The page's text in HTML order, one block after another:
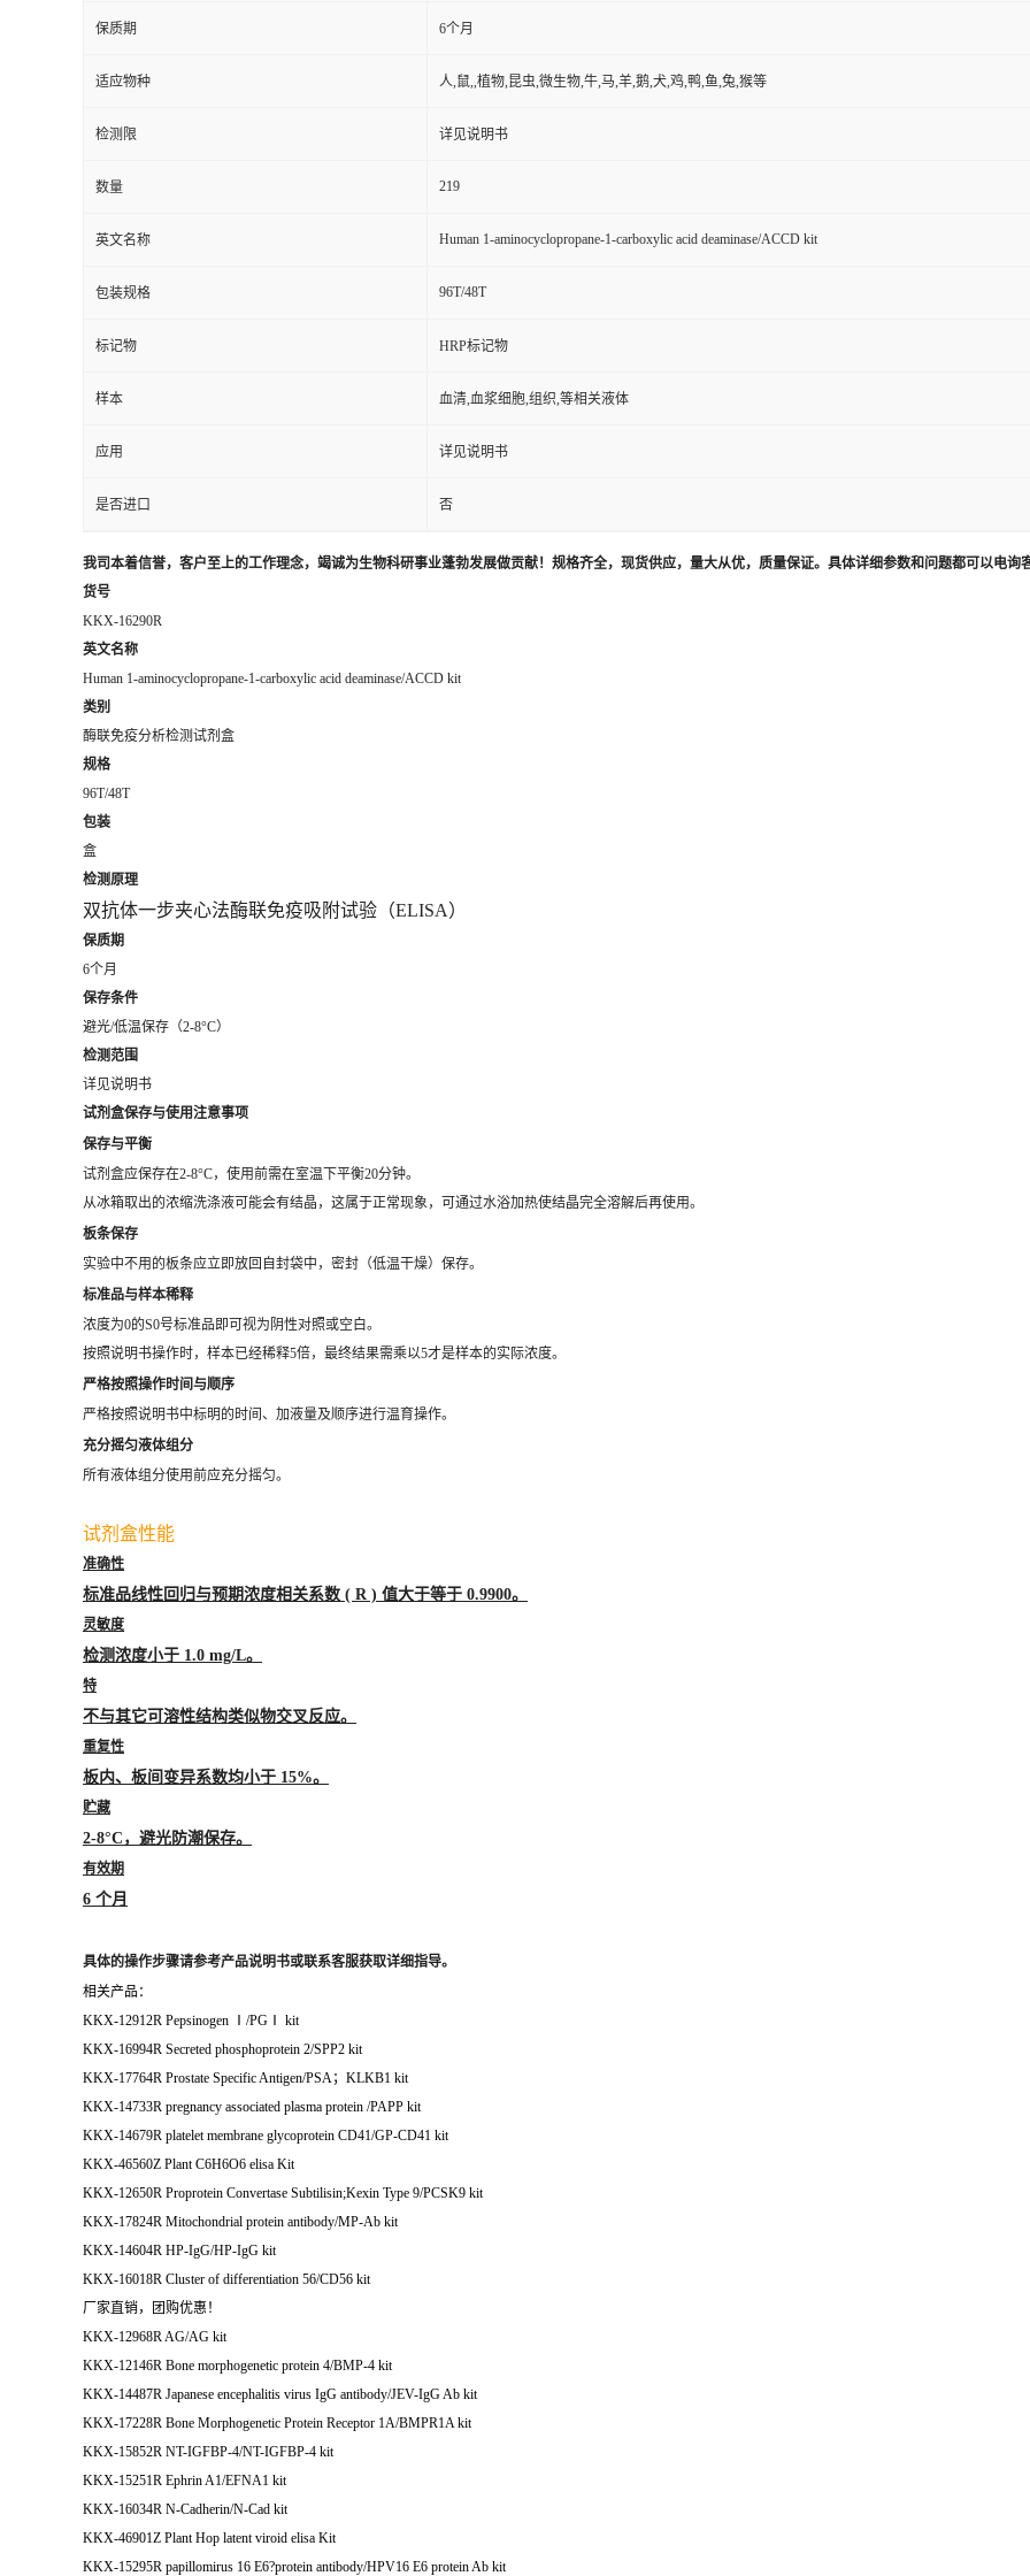
保质期 6个月
适应物种 人,鼠,,植物,昆虫,微生物,牛,马,羊,鹅,犬,鸡,鸭,鱼,兔,猴等
检测限 详见说明书
数量 219
英文名称 Human 1-aminocyclopropane-1-carboxylic acid deaminase/ACCD kit
包装规格 96T/48T
标记物 HRP标记物
样本 血清,血浆细胞,组织,等相关液体
应用 详见说明书
是否进口 否
我司本着信誉，客户至上的工作理念，竭诚为生物科研事业蓬勃发展做贡献！规格齐全，现货供应，量大从优，质量保证。具体详细参数和问题都可以电询
货号
KKX-16290R
英文名称
Human 1-aminocyclopropane-1-carboxylic acid deaminase/ACCD kit
类别
酶联免疫分析检测试剂盒
规格
96T/48T
包装
盒
检测原理
双抗体一步夹心法酶联免疫吸附试验（ELISA）
保质期
6个月
保存条件
避光/低温保存（2-8°C）
检测范围
详见说明书
试剂盒保存与使用注意事项
保存与平衡
试剂盒应保存在2-8°C，使用前需在室温下平衡20分钟。
从冰箱取出的浓缩洗涤液可能会有结晶，这属于正常现象，可通过水浴加热使结晶完全溶解后再使用。
板条保存
实验中不用的板条应立即放回自封袋中，密封（低温干燥）保存。
标准品与样本稀释
浓度为0的S0号标准品即可视为阴性对照或空白。
按照说明书操作时，样本已经稀释5倍，最终结果需乘以5才是样本的实际浓度。
严格按照操作时间与顺序
严格按照说明书中标明的时间、加液量及顺序进行温育操作。
充分摇匀液体组分
所有液体组分使用前应充分摇匀。
试剂盒性能
准确性
标准品线性回归与预期浓度相关系数 ( R ) 值大于等于 0.9900。
灵敏度
检测浓度小于 1.0 mg/L。
特
不与其它可溶性结构类似物交叉反应。
重复性
板内、板间变异系数均小于 15%。
贮藏
2-8°C，避光防潮保存。
有效期
6 个月
具体的操作步骤请参考产品说明书或联系客服获取详细指导。
相关产品：
KKX-12912R Pepsinogen Ⅰ/PGⅠ kit
KKX-16994R Secreted phosphoprotein 2/SPP2 kit
KKX-17764R Prostate Specific Antigen/PSA；KLKB1 kit
KKX-14733R pregnancy associated plasma protein /PAPP kit
KKX-14679R platelet membrane glycoprotein CD41/GP-CD41 kit
KKX-46560Z Plant C6H6O6 elisa Kit
KKX-12650R Proprotein Convertase Subtilisin;Kexin Type 9/PCSK9 kit
KKX-17824R Mitochondrial protein antibody/MP-Ab kit
KKX-14604R HP-IgG/HP-IgG kit
KKX-16018R Cluster of differentiation 56/CD56 kit
厂家直销，团购优惠！
KKX-12968R AG/AG kit
KKX-12146R Bone morphogenetic protein 4/BMP-4 kit
KKX-14487R Japanese encephalitis virus IgG antibody/JEV-IgG Ab kit
KKX-17228R Bone Morphogenetic Protein Receptor 1A/BMPR1A kit
KKX-15852R NT-IGFBP-4/NT-IGFBP-4 kit
KKX-15251R Ephrin A1/EFNA1 kit
KKX-16034R N-Cadherin/N-Cad kit
KKX-46901Z Plant Hop latent viroid elisa Kit
KKX-15295R papillomirus 16 E6?protein antibody/HPV16 E6 protein Ab kit